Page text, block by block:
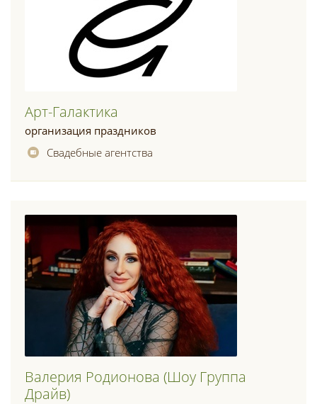
Арт-Галактика
организация праздников
Свадебные агентства
Валерия Родионова (шоу Группа
Драйв)